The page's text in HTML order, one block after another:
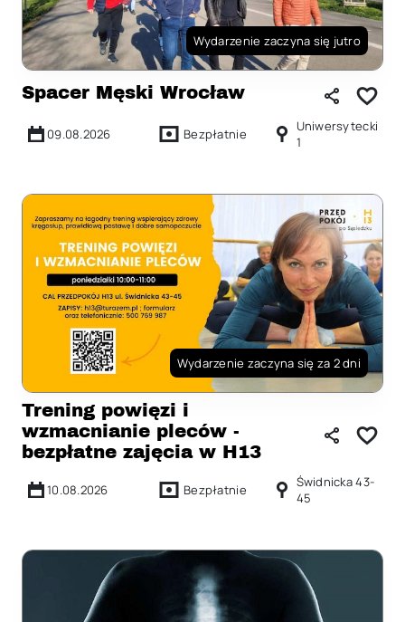
Wydarzenie zaczyna się jutro
Spacer Męski Wrocław
09.08.2026 Bezpłatnie
Uniwersytecki
1
Wydarzenie zaczyna się za 2 dni
Trening powięzi i
wzmacnianie pleców -
bezpłatne zajęcia w H13
10.08.2026 Bezpłatnie
Świdnicka 43-
45